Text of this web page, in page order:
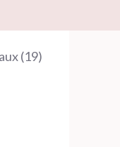
1919